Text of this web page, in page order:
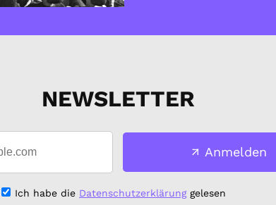
NEWSLETTER
Anmelden
Ich habe die Datenschutzerklärunggelesen